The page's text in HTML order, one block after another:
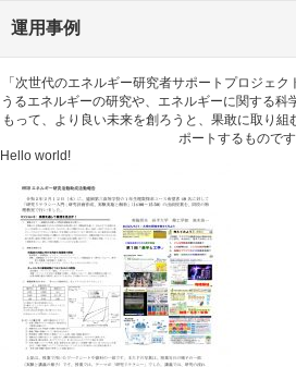
運用事例
「次世代のエネルギー研究者サポートプロジェ
うるエネルギーの研究や、エネルギーに関する科
もって、より良い未来を創ろうと、果敢に取り
ポートするものです
Hello world!